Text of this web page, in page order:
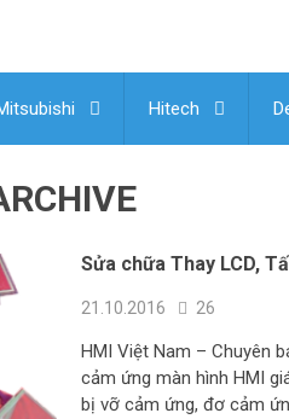
Hitech
Sửa chữa Thay LCD,
21.10.2016 26
HMI Việt Nam – Chuyên
cảm ứng màn hình HMI
bị vỡ cảm ứng, đơ cảm